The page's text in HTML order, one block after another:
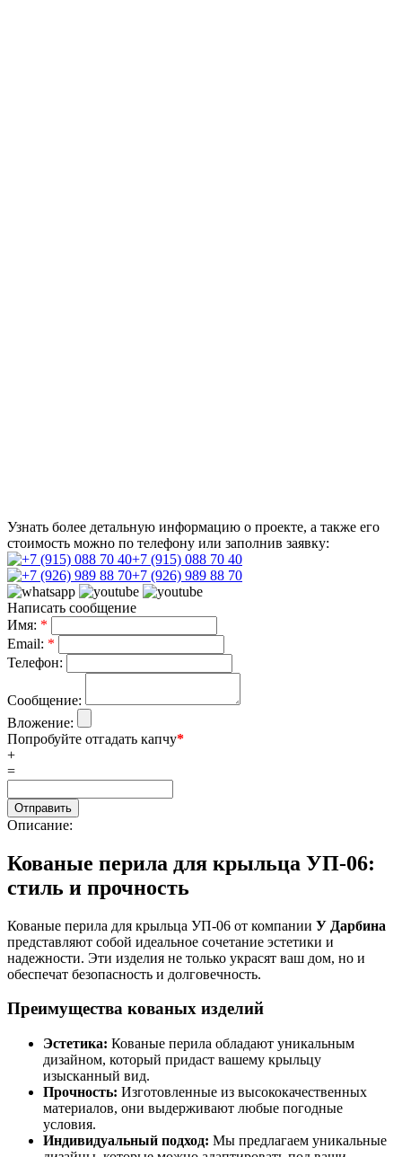
Узнать более детальную информацию о проекте, а также его
стоимость можно по телефону или заполнив заявку:
+7 (915) 088 70 40
+7 (926) 989 88 70
Написать сообщение
Имя: *
Email: *
Телефон:
Сообщение:
Вложение:
Попробуйте отгадать капчу*
+
=
Описание:
Кованые перила для крыльца УП-06:
стиль и прочность
Кованые перила для крыльца УП-06 от компании У Дарбина
представляют собой идеальное сочетание эстетики и
надежности. Эти изделия не только украсят ваш дом, но и
обеспечат безопасность и долговечность.
Преимущества кованых изделий
Эстетика: Кованые перила обладают уникальным
дизайном, который придаст вашему крыльцу
изысканный вид.
Прочность: Изготовленные из высококачественных
материалов, они выдерживают любые погодные
условия.
Индивидуальный подход: Мы предлагаем уникальные